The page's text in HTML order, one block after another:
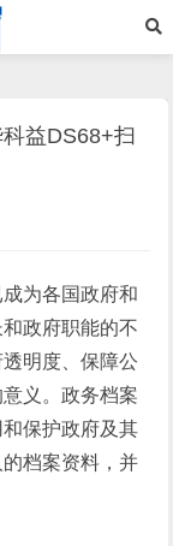
益DS68+扫
为各国政府和
政府职能的不
明度、保障公
义。政务档案
保护政府及其
档案资料，并